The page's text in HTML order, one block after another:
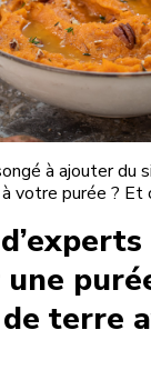
à ajouter du
votre purée ? Et
terre